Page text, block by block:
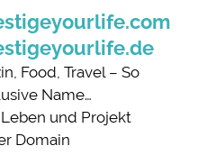
Food, Travel – So
Name…
und Projekt
Domain